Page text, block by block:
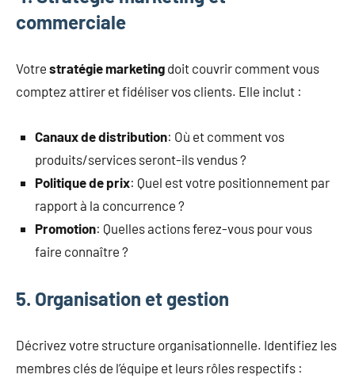
commerciale
Votre stratégie marketing doit couvrir comment vous
comptez attirer et fidéliser vos clients. Elle inclut :
Canaux de distribution: Où et comment vos
produits/services seront-ils vendus ?
Politique de prix: Quel est votre positionnement par
rapport à la concurrence ?
Promotion: Quelles actions ferez-vous pour vous
faire connaître ?
5. Organisation et gestion
Décrivez votre structure organisationnelle. Identifiez les
membres clés de l’équipe et leurs rôles respectifs :